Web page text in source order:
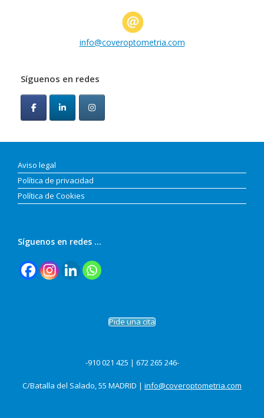
info@coveroptometria.com
Síguenos en redes
Aviso legal
Política de privacidad
Política de Cookies
Síguenos en redes …
Pide una cita
-910 021 425 | 672 265 246-
C/Batalla del Salado, 55 MADRID | info@coveroptometria.com